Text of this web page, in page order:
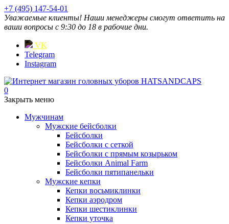
+7 (495) 147-54-01
Уважаемые клиенты! Наши менеджеры смогут ответить на
ваши вопросы с 9:30 до 18 в рабочие дни.
VK
Telegram
Instagram
0
Закрыть меню
Мужчинам
Мужские бейсболки
Бейсболки
Бейсболки с сеткой
Бейсболки с прямым козырьком
Бейсболки Animal Farm
Бейсболки пятипанельки
Мужские кепки
Кепки восьмиклинки
Кепки аэродром
Кепки шестиклинки
Кепки уточка